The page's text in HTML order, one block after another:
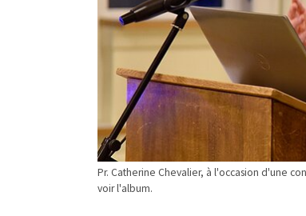
Pr. Catherine Chevalier, à l'occasion d'une
voir l'album.